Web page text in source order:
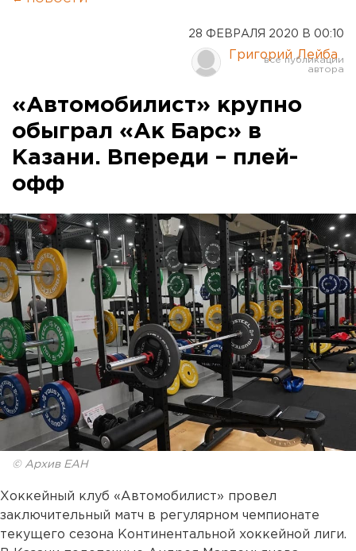
28 ФЕВРАЛЯ 2020 В 00:10
Григорий Лейба
«Автомобилист» крупно
обыграл «Ак Барс» в
Казани. Впереди – плей-
офф
© Архив ЕАН
Хоккейный клуб «Автомобилист» провел
заключительный матч в регулярном чемпионате
текущего сезона Континентальной хоккейной лиги.